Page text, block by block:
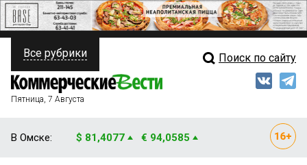
ПОЛИТИКА
ФИНАНСЫ
Свежий выпуск
Все рубрики Поиск по сайту
Пятница, 7 Августа
В Омске: $ 81,4077 € 94,0585